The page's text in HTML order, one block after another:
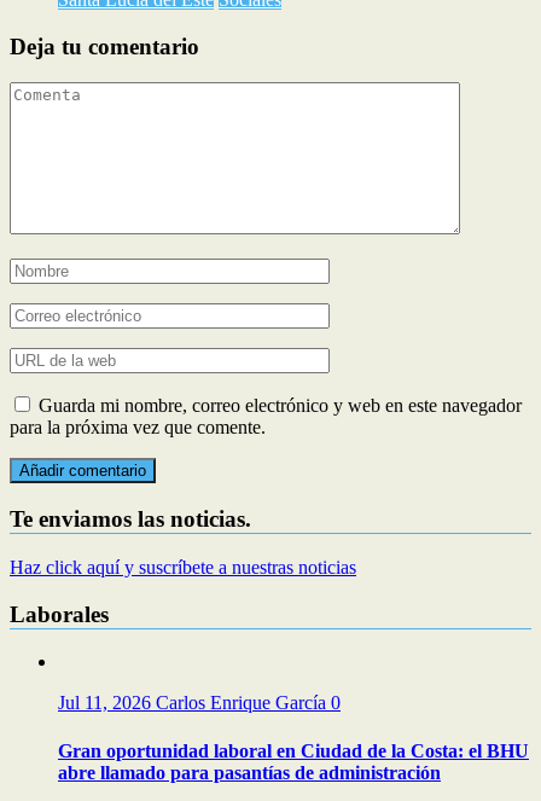
Deja tu comentario
Guarda mi nombre, correo electrónico y web en este navegador
para la próxima vez que comente.
Te enviamos las noticias.
Haz click aquí y suscríbete a nuestras noticias
Laborales
Jul 11, 2026 Carlos Enrique García 0
Gran oportunidad laboral en Ciudad de la Costa: el BHU
abre llamado para pasantías de administración